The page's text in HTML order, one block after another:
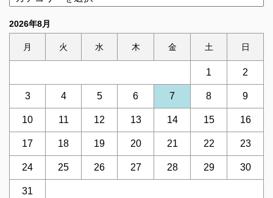
2026年8月
月 火 水 木 金 土 日
1 2
3 4 5 6 7 8 9
10 11 12 13 14 15 16
17 18 19 20 21 22 23
24 25 26 27 28 29 30
31